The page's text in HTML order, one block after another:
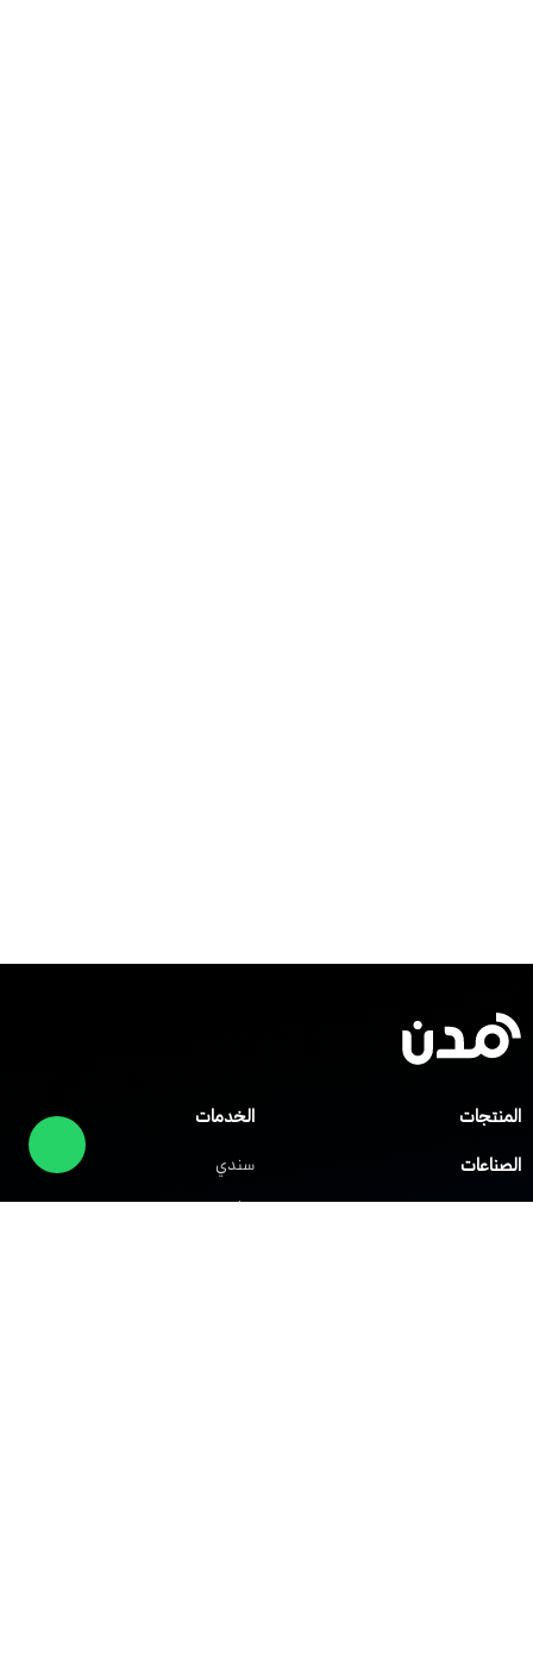
المنتجات
الصناعات
مركز المساعدة
الخدمات
سندي
صلني